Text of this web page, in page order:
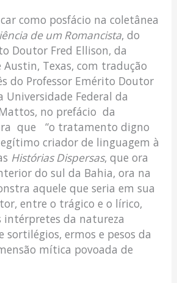
como posfácio na coletânea
de um Romancista, do
Doutor Fred Ellison, da
Austin, Texas, com tradução
do Professor Emérito Doutor
Universidade Federal da
no prefácio da
que “o tratamento digno
criador de linguagem à
Histórias Dispersas, que ora
do sul da Bahia, ora na
aquele que seria em sua
entre o trágico e o lírico,
intérpretes da natureza
ermos e pesos da
mítica povoada de